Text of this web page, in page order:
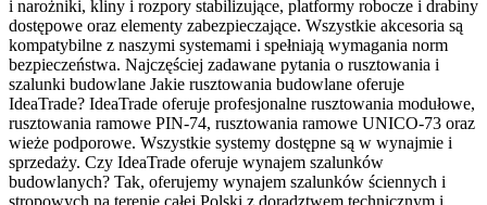
i narożniki, kliny i rozpory stabilizujące, platformy robocze i drabiny
dostępowe oraz elementy zabezpieczające. Wszystkie akcesoria są
kompatybilne z naszymi systemami i spełniają wymagania norm
bezpieczeństwa. Najczęściej zadawane pytania o rusztowania i
szalunki budowlane Jakie rusztowania budowlane oferuje
IdeaTrade? IdeaTrade oferuje profesjonalne rusztowania modułowe,
rusztowania ramowe PIN-74, rusztowania ramowe UNICO-73 oraz
wieże podporowe. Wszystkie systemy dostępne są w wynajmie i
sprzedaży. Czy IdeaTrade oferuje wynajem szalunków
budowlanych? Tak, oferujemy wynajem szalunków ściennych i